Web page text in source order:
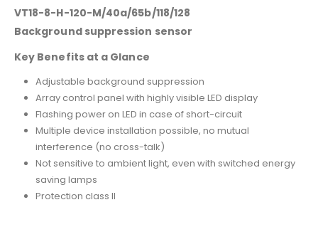
VT18-8-H-120-M/40a/65b/118/128
Background suppression sensor
Key Benefits at a Glance
Adjustable background suppression
Array control panel with highly visible LED display
Flashing power on LED in case of short-circuit
Multiple device installation possible, no mutual
interference (no cross-talk)
Not sensitive to ambient light, even with switched energy
saving lamps
Protection class II